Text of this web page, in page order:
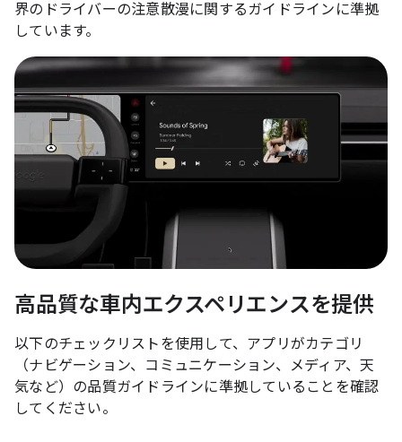
界のドライバーの注意散漫に関するガイドラインに準拠
しています。
高品質な車内エクスペリエンスを提供
以下のチェックリストを使用して、アプリがカテゴリ
（ナビゲーション、コミュニケーション、メディア、天
気など）の品質ガイドラインに準拠していることを確認
してください。